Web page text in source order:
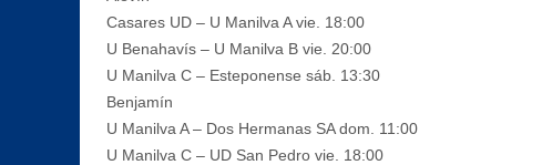
Casares UD – U Manilva A vie. 18:00
U Benahavís – U Manilva B vie. 20:00
U Manilva C – Esteponense sáb. 13:30
Benjamín
U Manilva A – Dos Hermanas SA dom. 11:00
U Manilva C – UD San Pedro vie. 18:00